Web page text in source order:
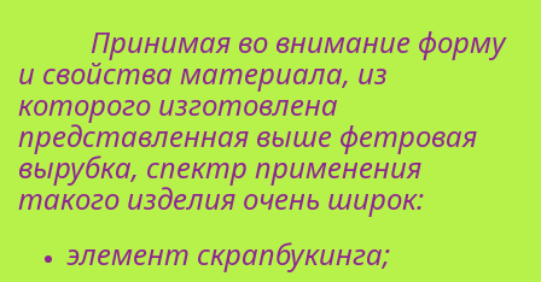
Принимая во внимание форму
и свойства материала, из
которого изготовлена
представленная выше фетровая
вырубка, спектр применения
такого изделия очень широк:
элемент скрапбукинга;